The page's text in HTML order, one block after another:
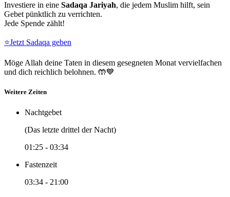
Investiere in eine Sadaqa Jariyah, die jedem Muslim hilft, sein
Gebet pünktlich zu verrichten.
Jede Spende zählt!
⭐Jetzt Sadaqa geben
Möge Allah deine Taten in diesem gesegneten Monat vervielfachen
und dich reichlich belohnen. 🤲💙
Weitere Zeiten
Nachtgebet
(Das letzte drittel der Nacht)
01:25 - 03:34
Fastenzeit
03:34 - 21:00